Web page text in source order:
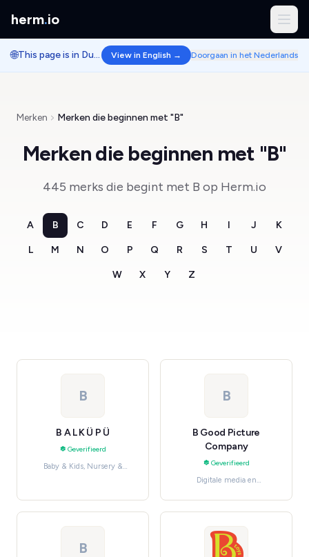
herm.io
🌐 This page is in Dutch. View in English → Doorgaan in het Nederlands
Merken Merken die beginnen met "B"
Merken die beginnen met "B"
445 merks die begint met B op Herm.io
A B C D E F G H I J K
L M N O P Q R S T U V
W X Y Z
B
B A L K Ü P Ü
Geverifieerd
Baby & Kids, Nursery &
B
B Good Picture
Company
Geverifieerd
Digitale media en
Shows
B